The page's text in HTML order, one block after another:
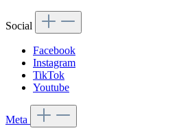
Social
Facebook
Instagram
TikTok
Youtube
Meta